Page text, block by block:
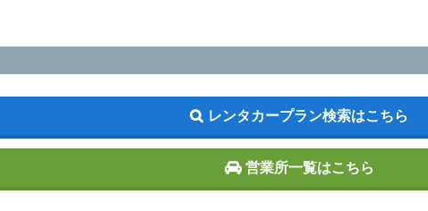
レンタカープラン検索はこちら
営業所一覧はこちら